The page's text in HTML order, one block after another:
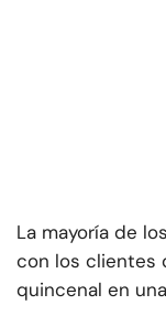
La mayoría de
con los clientes
quincenal en